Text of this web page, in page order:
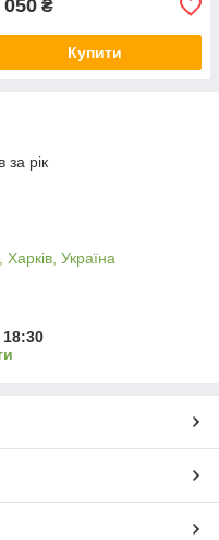
050 ₴
Купити
за рік
Україна